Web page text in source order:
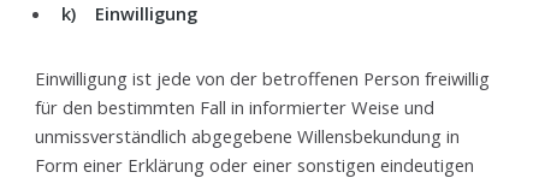
k) Einwilligung
Einwilligung ist jede von der betroffenen Person freiwillig
für den bestimmten Fall in informierter Weise und
unmissverständlich abgegebene Willensbekundung in
Form einer Erklärung oder einer sonstigen eindeutigen